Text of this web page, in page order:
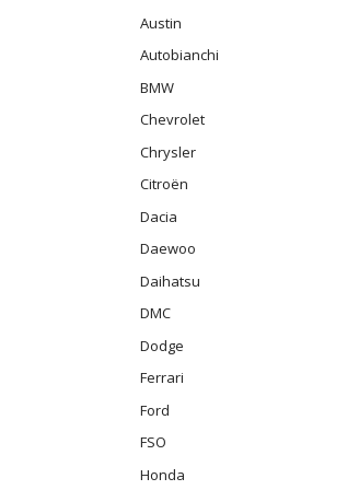
Austin
Autobianchi
BMW
Chevrolet
Chrysler
Citroën
Dacia
Daewoo
Daihatsu
DMC
Dodge
Ferrari
Ford
FSO
Honda